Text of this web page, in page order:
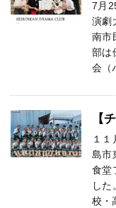
7月
演劇
南市
部は
会（
【
１
島市
食堂
し
校・